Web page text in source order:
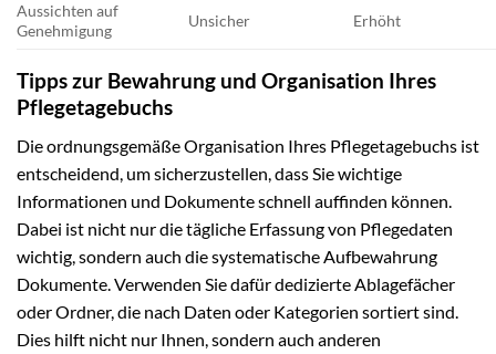
Aussichten auf
Genehmigung
Unsicher Erhöht
Tipps zur Bewahrung und Organisation Ihres
Pflegetagebuchs
Die ordnungsgemäße Organisation Ihres Pflegetagebuchs ist
entscheidend, um sicherzustellen, dass Sie wichtige
Informationen und Dokumente schnell auffinden können.
Dabei ist nicht nur die tägliche Erfassung von Pflegedaten
wichtig, sondern auch die systematische Aufbewahrung
Dokumente. Verwenden Sie dafür dedizierte Ablagefächer
oder Ordner, die nach Daten oder Kategorien sortiert sind.
Dies hilft nicht nur Ihnen, sondern auch anderen